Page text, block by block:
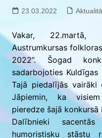
23.03.2022
Vakar, 22.martā,
Austrumkursas
2022”. Šogad
sadarbojoties
Tajā piedalījās vairāki
Jāpiemin, ka
pieredze šajā
Dalībnieki
humoristisku stāstu